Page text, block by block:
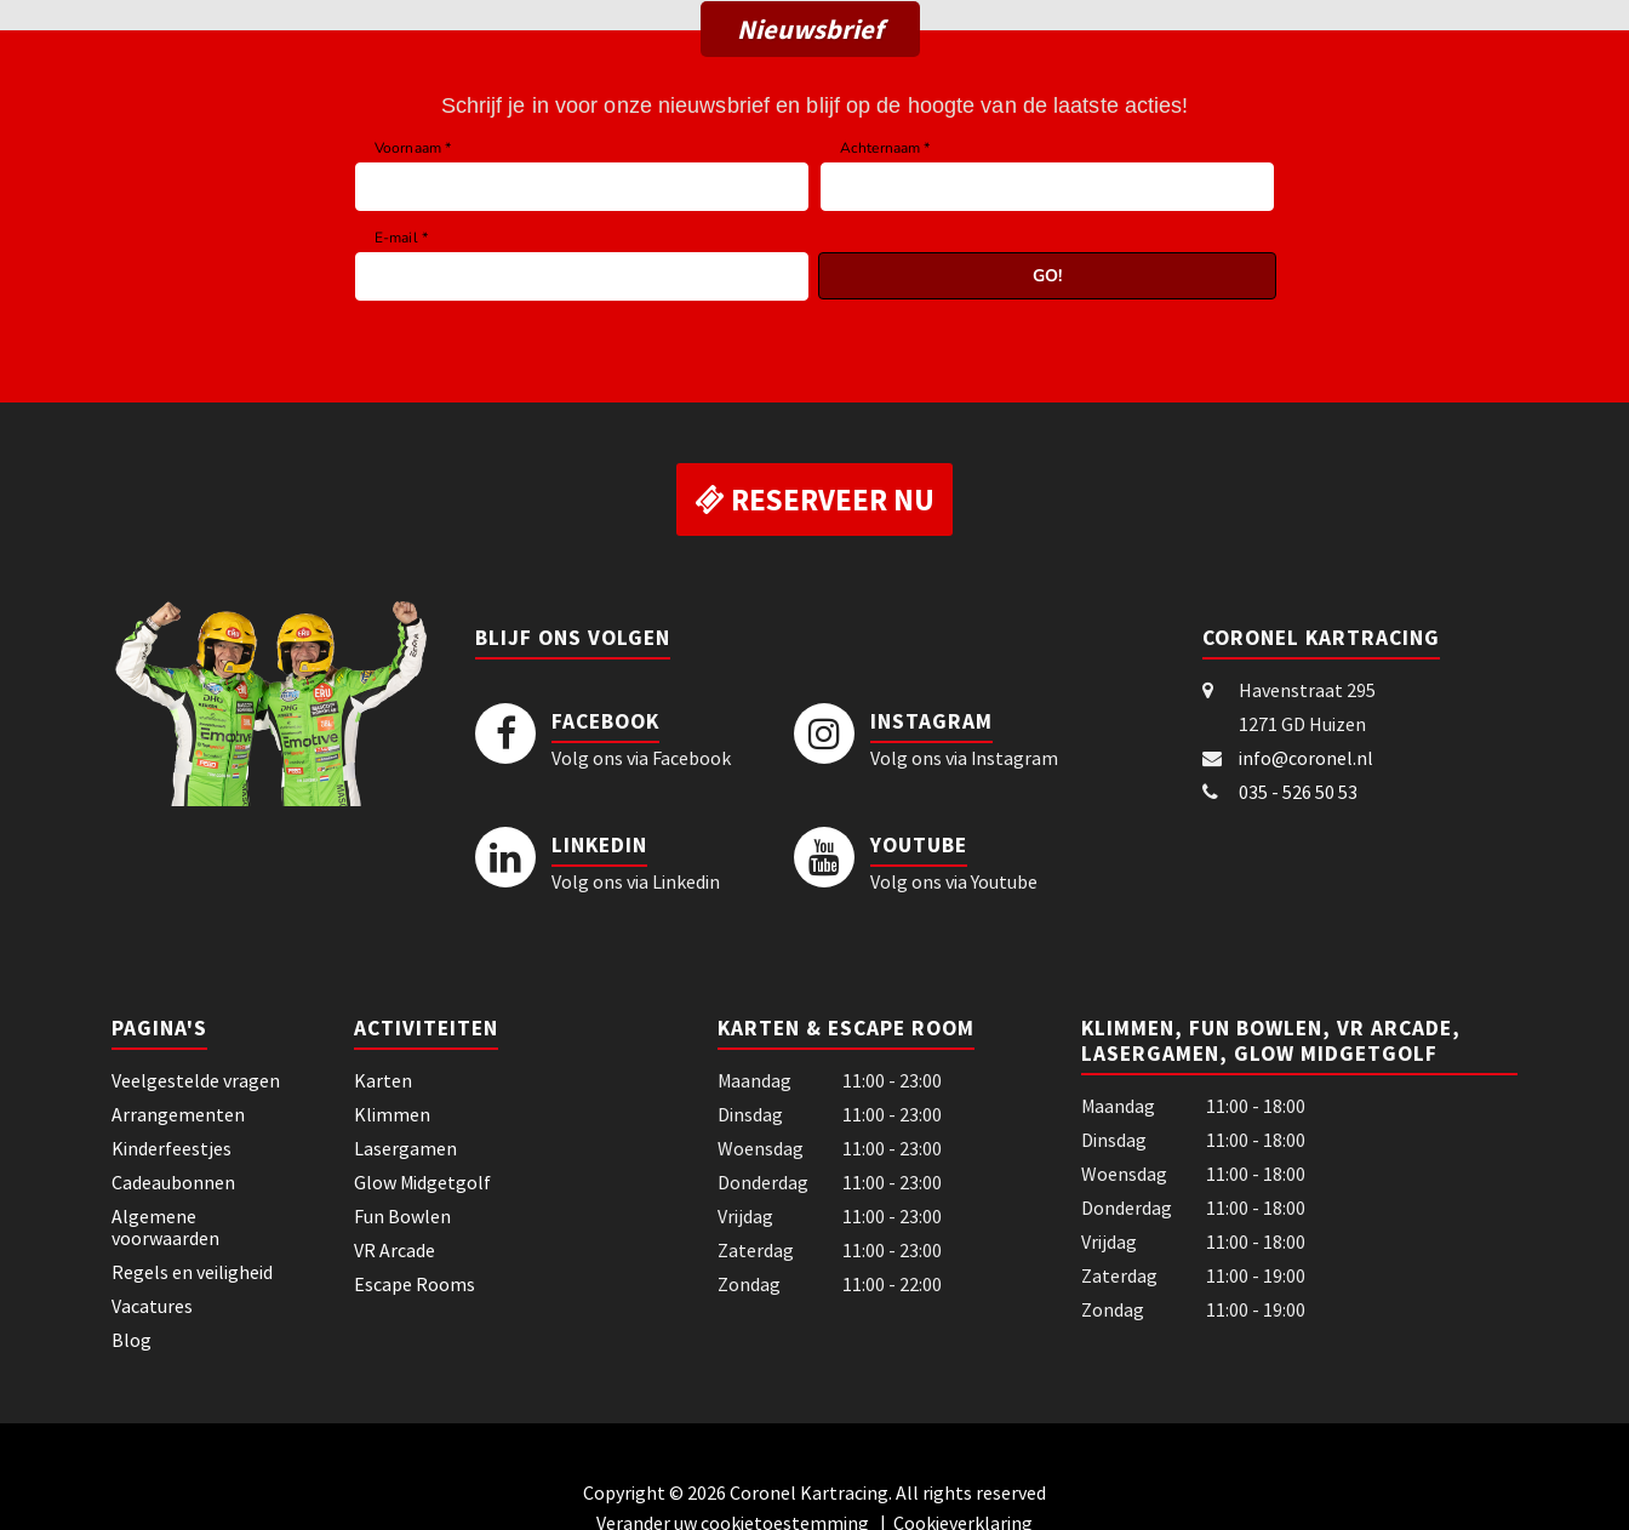
Nieuwsbrief
RESERVEER NU
BLIJF ONS VOLGEN
FACEBOOK
Volg ons via Facebook
INSTAGRAM
Volg ons via Instagram
LINKEDIN
Volg ons via Linkedin
YOUTUBE
Volg ons via Youtube
CORONEL KARTRACING
Havenstraat 295
1271 GD Huizen
info@coronel.nl
035 - 526 50 53
PAGINA'S
Veelgestelde vragen
Arrangementen
Kinderfeestjes
Cadeaubonnen
Algemene
voorwaarden
Regels en veiligheid
Vacatures
Blog
ACTIVITEITEN
Karten
Klimmen
Lasergamen
Glow Midgetgolf
Fun Bowlen
VR Arcade
Escape Rooms
KARTEN & ESCAPE ROOM
Maandag
11:00 - 23:00
Dinsdag
11:00 - 23:00
Woensdag
11:00 - 23:00
Donderdag
11:00 - 23:00
Vrijdag
11:00 - 23:00
Zaterdag
11:00 - 23:00
Zondag
11:00 - 22:00
KLIMMEN, FUN BOWLEN, VR ARCADE,
LASERGAMEN, GLOW MIDGETGOLF
Maandag
11:00 - 18:00
Dinsdag
11:00 - 18:00
Woensdag
11:00 - 18:00
Donderdag
11:00 - 18:00
Vrijdag
11:00 - 18:00
Zaterdag
11:00 - 19:00
Zondag
11:00 - 19:00
Copyright © 2026 Coronel Kartracing. All rights reserved
Verander uw cookietoestemming | Cookieverklaring